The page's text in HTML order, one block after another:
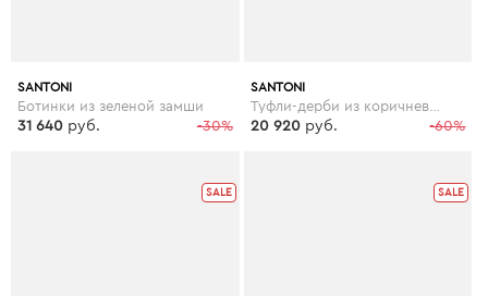
SANTONI
Ботинки из зеленой замши
-30%
31 640 руб.
SANTONI
Туфли-дерби из коричневой кожи
-60%
20 920 руб.
SALE SALE